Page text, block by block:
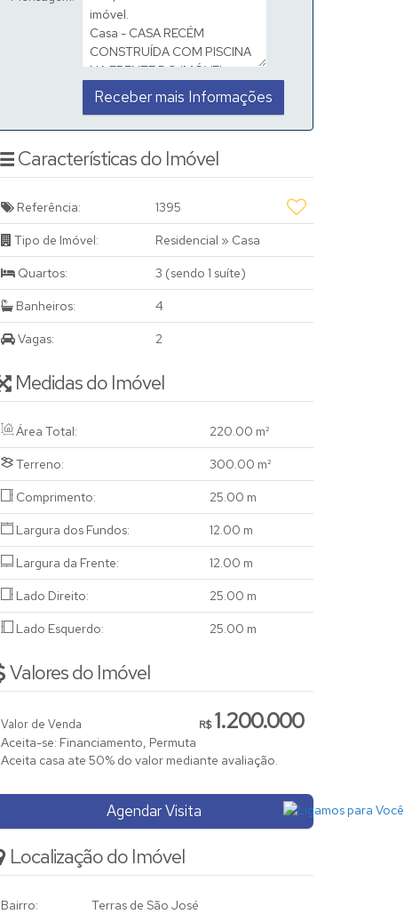
Características do Imóvel
Referência: 1395
Tipo de Imóvel: Residencial » Casa
Quartos: 3 (sendo 1 suíte)
Banheiros: 4
Vagas: 2
Medidas do Imóvel
Área Total: 220.00 m²
Terreno: 300.00 m²
Comprimento: 25.00 m
Largura dos Fundos: 12.00 m
Largura da Frente: 12.00 m
Lado Direito: 25.00 m
Lado Esquerdo: 25.00 m
Valores do Imóvel
R$1.200.000
Valor de Venda
Aceita-se: Financiamento, Permuta
Aceita casa ate 50% do valor mediante avaliação.
Agendar Visita
Localização do Imóvel
Bairro: Terras de São José